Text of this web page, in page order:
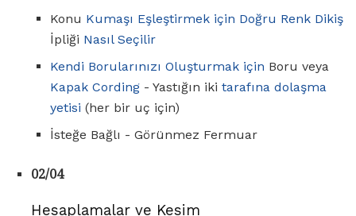
Konu Kumaşı Eşleştirmek için Doğru Renk Dikiş
İpliği Nasıl Seçilir
Kendi Borularınızı Oluşturmak için Boru veya
Kapak Cording - Yastığın iki tarafına dolaşma
yetisi (her bir uç için)
İsteğe Bağlı - Görünmez Fermuar
02/04
Hesaplamalar ve Kesim